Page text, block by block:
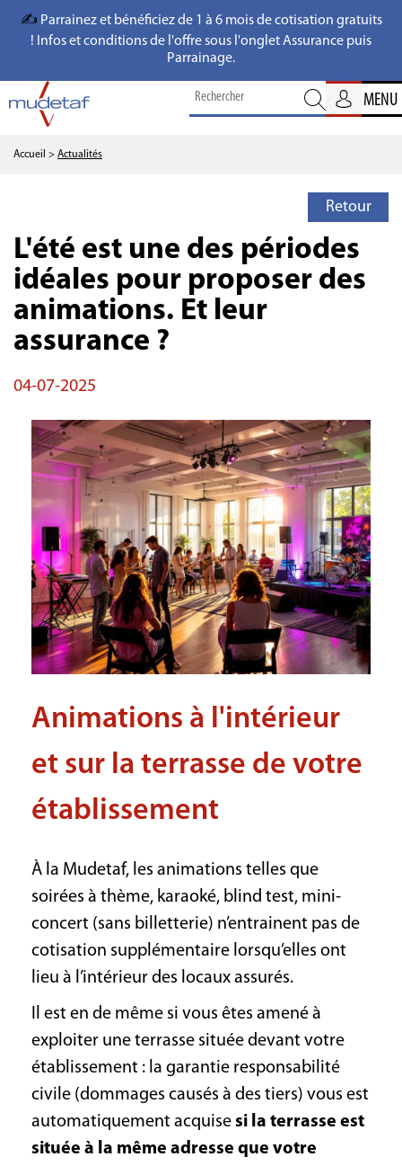
✍️ Parrainez et bénéficiez de 1 à 6 mois de cotisation gratuits
! Infos et conditions de l'offre sous l'onglet Assurance puis
Parrainage.
MENU
Accueil > Actualités
Retour
L'été est une des périodes
idéales pour proposer des
animations. Et leur
assurance ?
04-07-2025
Animations à l'intérieur
et sur la terrasse de votre
établissement
À la Mudetaf, les animations telles que
soirées à thème, karaoké, blind test, mini-
concert (sans billetterie) n’entrainent pas de
cotisation supplémentaire lorsqu’elles ont
lieu à l’intérieur des locaux assurés.
Il est en de même si vous êtes amené à
exploiter une terrasse située devant votre
établissement : la garantie responsabilité
civile (dommages causés à des tiers) vous est
automatiquement acquise si la terrasse est
située à la même adresse que votre